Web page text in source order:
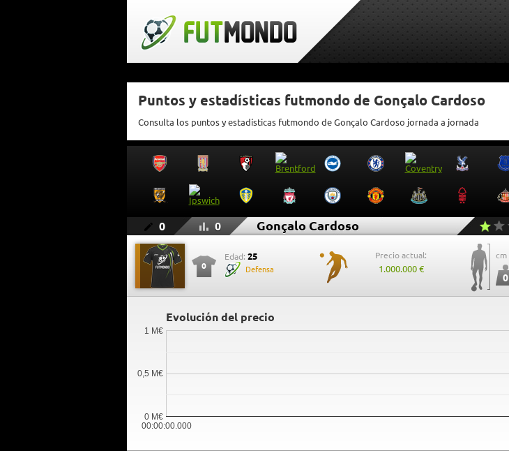
Puntos y estadísticas futmondo de Gonçalo Cardoso
Consulta los puntos y estadísticas futmondo de Gonçalo Cardoso jornada a jornada
0 0 Gonçalo Cardoso
0
Edad: 25
Defensa
Precio actual:
1.000.000 €
cm
0
Evolución del precio
00:00:00.000
0 M€
0,5 M€
1 M€